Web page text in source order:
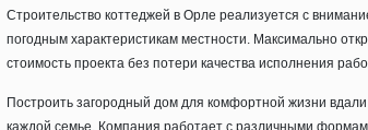
Строительство коттеджей в Орле реализуется с
погодным характеристикам местности. Максимально
стоимость проекта без потери качества исполнения
Построить загородный дом для комфортной жизни
каждой семье. Компания работает с различными